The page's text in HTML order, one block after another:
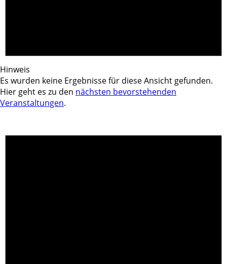
Hinweis
Es wurden keine Ergebnisse für diese Ansicht gefunden.
Hier geht es zu den nächsten bevorstehenden
Veranstaltungen.